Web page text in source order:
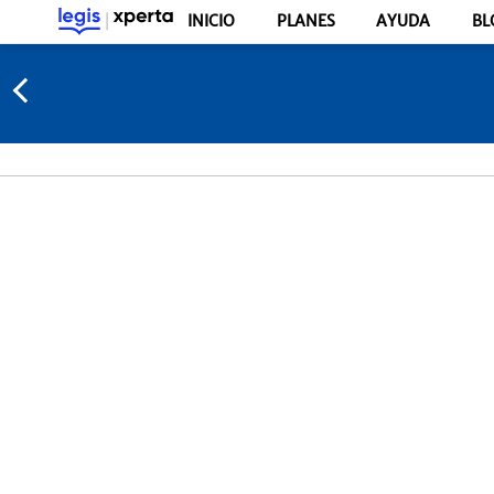
INICIO PLANES AYUDA